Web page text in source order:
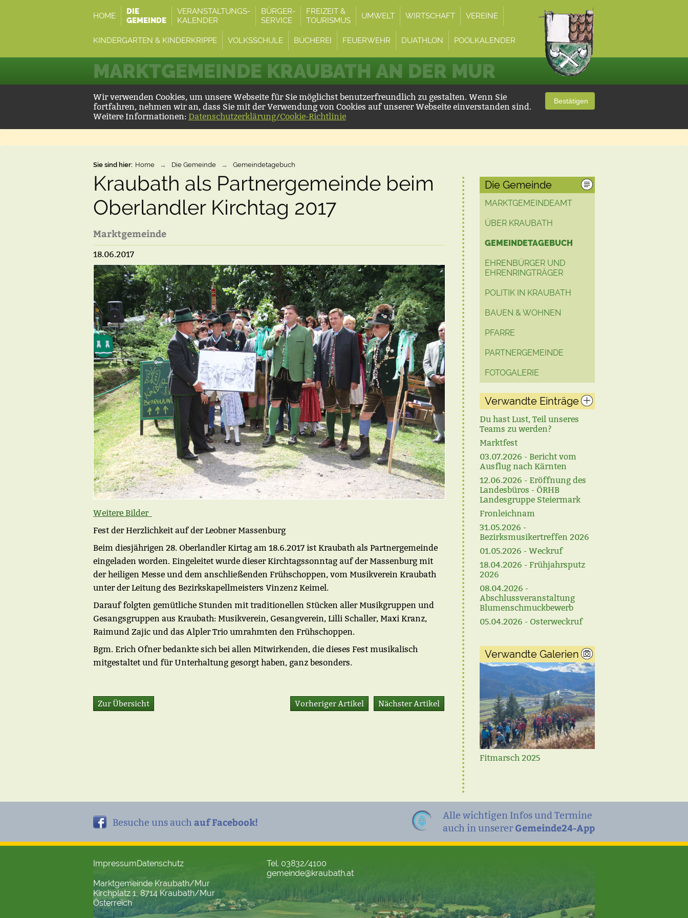
HOME
DIE
GEMEINDE
VERANSTALTUNGS-
KALENDER
BÜRGER-
SERVICE
FREIZEIT &
TOURISMUS
UMWELT WIRTSCHAFT VEREINE
KINDERGARTEN & KINDERKRIPPE VOLKSSCHULE BÜCHEREI FEUERWEHR DUATHLON POOLKALENDER
MARKTGEMEINDE KRAUBATH AN DER MUR
Wir verwenden Cookies, um unsere Webseite für Sie möglichst benutzerfreundlich zu gestalten. Wenn Sie
fortfahren, nehmen wir an, dass Sie mit der Verwendung von Cookies auf unserer Webseite einverstanden sind.
Weitere Informationen: Datenschutzerklärung/Cookie-Richtlinie
Bestätigen
Sie sind hier: Home → Die Gemeinde → Gemeindetagebuch
Kraubath als Partnergemeinde beim
Oberlandler Kirchtag 2017
Marktgemeinde
18.06.2017
Weitere Bilder
Fest der Herzlichkeit auf der Leobner Massenburg
Beim diesjährigen 28. Oberlandler Kirtag am 18.6.2017 ist Kraubath als Partnergemeinde
eingeladen worden. Eingeleitet wurde dieser Kirchtagssonntag auf der Massenburg mit
der heiligen Messe und dem anschließenden Frühschoppen, vom Musikverein Kraubath
unter der Leitung des Bezirkskapellmeisters Vinzenz Keimel.
Darauf folgten gemütliche Stunden mit traditionellen Stücken aller Musikgruppen und
Gesangsgruppen aus Kraubath: Musikverein, Gesangverein, Lilli Schaller, Maxi Kranz,
Raimund Zajic und das Alpler Trio umrahmten den Frühschoppen.
Bgm. Erich Ofner bedankte sich bei allen Mitwirkenden, die dieses Fest musikalisch
mitgestaltet und für Unterhaltung gesorgt haben, ganz besonders.
Nächster Artikel
Vorheriger Artikel
Zur Übersicht
Die Gemeinde
MARKTGEMEINDEAMT
ÜBER KRAUBATH
GEMEINDETAGEBUCH
EHRENBÜRGER UND
EHRENRINGTRÄGER
POLITIK IN KRAUBATH
BAUEN & WOHNEN
PFARRE
PARTNERGEMEINDE
FOTOGALERIE
Verwandte Einträge
Du hast Lust, Teil unseres
Teams zu werden?
Marktfest
03.07.2026 - Bericht vom
Ausflug nach Kärnten
12.06.2026 - Eröffnung des
Landesbüros - ÖRHB
Landesgruppe Steiermark
Fronleichnam
31.05.2026 -
Bezirksmusikertreffen 2026
01.05.2026 - Weckruf
18.04.2026 - Frühjahrsputz
2026
08.04.2026 -
Abschlussveranstaltung
Blumenschmuckbewerb
05.04.2026 - Osterweckruf
Verwandte Galerien
Fitmarsch 2025
Gemeindeschiausflug
Besuche uns auch auf Facebook!
Alle wichtigen Infos und Termine
auch in unserer Gemeinde24-App
ImpressumDatenschutz
Marktgemeinde Kraubath/Mur
Kirchplatz 1, 8714 Kraubath/Mur
Österreich
Tel. 03832/4100
gemeinde@kraubath.at